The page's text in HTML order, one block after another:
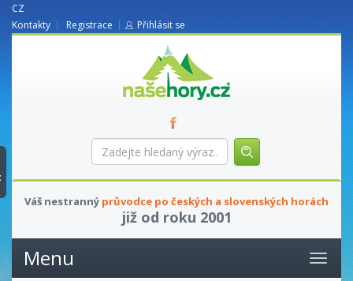
CZ
Kontakty
Registrace Přihlásit se
nasehory.cz
Zadejte
hledaný
Váš nestranný průvodce po českých a slovenských horách
již od roku 2001
Menu